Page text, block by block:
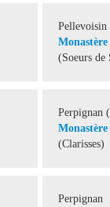
(Soeurs de
Perpignan
(Clarisses)
Perpignan